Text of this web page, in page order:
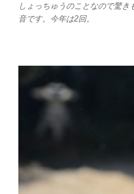
しょっちゅうのことなので驚
音です。今年は2回。